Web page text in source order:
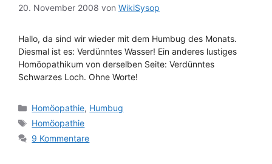
20. November 2008 von WikiSysop
Hallo, da sind wir wieder mit dem Humbug des Monats.
Diesmal ist es: Verdünntes Wasser! Ein anderes lustiges
Homöopathikum von derselben Seite: Verdünntes
Schwarzes Loch. Ohne Worte!
Kategorien
Homöopathie, Humbug
Schlagwörter
Homöopathie
9 Kommentare